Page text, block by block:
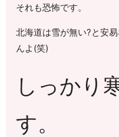
それも恐怖です。
北海道は雪が無い?と安
んよ(笑)
しっかり
す。